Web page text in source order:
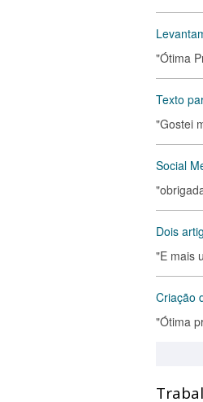
"Ótima
Texto
"Gostei
Social
Dois
"E mais
Criação
"Ótima